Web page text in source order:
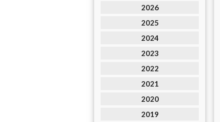
2026
2025
2024
2023
2022
2021
2020
2019